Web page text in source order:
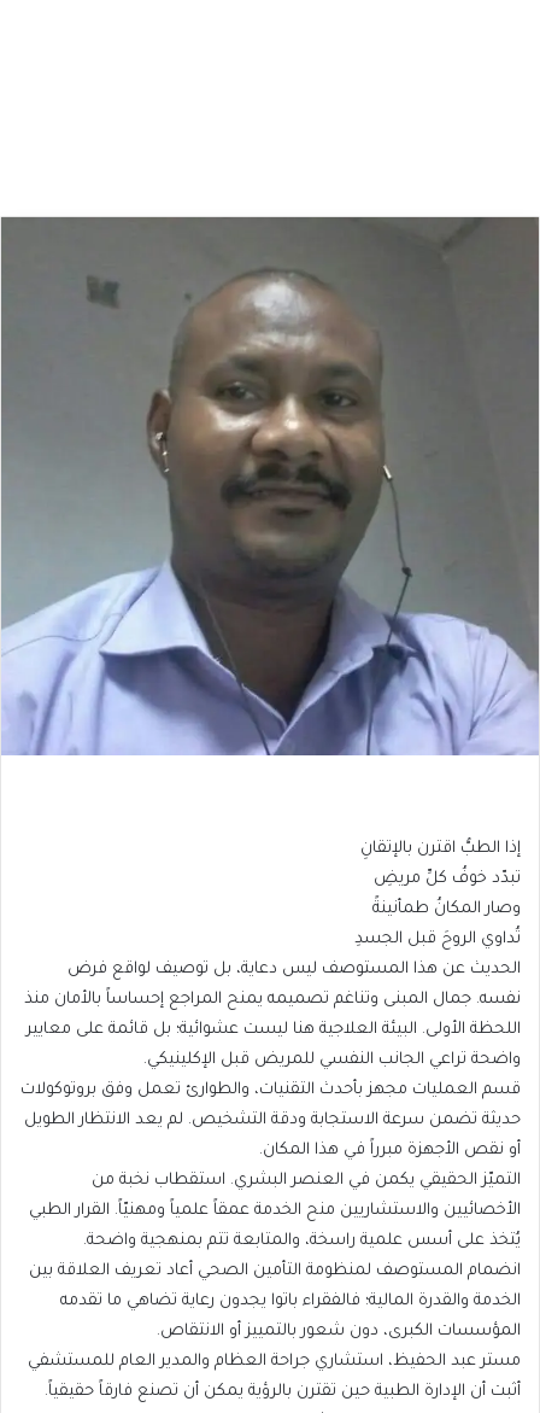
إذا الطبُّ اقترن بالإتقانِ
تبدّد خوفُ كلِّ مريضِ
وصار المكانُ طمأنينةً
تُداوي الروحَ قبل الجسدِ
الحديث عن هذا المستوصف ليس دعاية، بل توصيف لواقع فرض
نفسه. جمال المبنى وتناغم تصميمه يمنح المراجع إحساساً بالأمان منذ
اللحظة الأولى. البيئة العلاجية هنا ليست عشوائية؛ بل قائمة على معايير
واضحة تراعي الجانب النفسي للمريض قبل الإكلينيكي.
قسم العمليات مجهز بأحدث التقنيات، والطوارئ تعمل وفق بروتوكولات
حديثة تضمن سرعة الاستجابة ودقة التشخيص. لم يعد الانتظار الطويل
أو نقص الأجهزة مبرراً في هذا المكان.
التميّز الحقيقي يكمن في العنصر البشري. استقطاب نخبة من
الأخصائيين والاستشاريين منح الخدمة عمقاً علمياً ومهنيّاً. القرار الطبي
يُتخذ على أسس علمية راسخة، والمتابعة تتم بمنهجية واضحة.
انضمام المستوصف لمنظومة التأمين الصحي أعاد تعريف العلاقة بين
الخدمة والقدرة المالية؛ فالفقراء باتوا يجدون رعاية تضاهي ما تقدمه
المؤسسات الكبرى، دون شعور بالتمييز أو الانتقاص.
مستر عبد الحفيظ، استشاري جراحة العظام والمدير العام للمستشفي
أثبت أن الإدارة الطبية حين تقترن بالرؤية يمكن أن تصنع فارقاً حقيقياً.